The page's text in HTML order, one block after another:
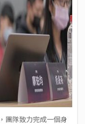
團隊致力完成一個身